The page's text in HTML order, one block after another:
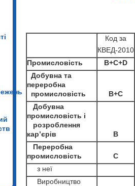
Код за
КВЕД-2010
Промисловість
B+C+D
Добувна та
переробна
промисловість
B+C
Добувна
промисловість і
розроблення
кар’єрів
B
Переробна
промисловість
С
з неї
Виробництво